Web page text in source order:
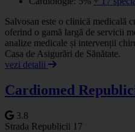
Salvosan este o clinică medicală
oferind o gamă largă de servicii
analize medicale și intervenții
Casa de Asigurări de Sănătate.
vezi detalii
Cardiomed
3.8
Strada Republicii 17